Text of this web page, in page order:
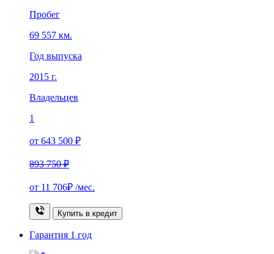
Пробег
69 557 км.
Год выпуска
2015 г.
Владельцев
1
от 643 500 ₽
893 750 ₽
от 11 706₽ /мес.
Купить в кредит
Гарантия 1 год